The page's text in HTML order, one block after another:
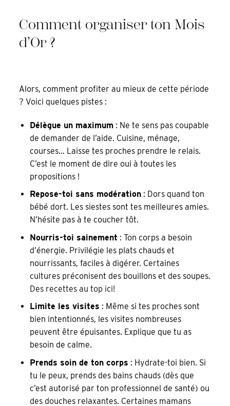
Comment organiser ton Mois
d’Or ?
Alors, comment profiter au mieux de cette période
? Voici quelques pistes :
Délègue un maximum : Ne te sens pas coupable
de demander de l’aide. Cuisine, ménage,
courses… Laisse tes proches prendre le relais.
C’est le moment de dire oui à toutes les
propositions !
Repose-toi sans modération : Dors quand ton
bébé dort. Les siestes sont tes meilleures amies.
N’hésite pas à te coucher tôt.
Nourris-toi sainement : Ton corps a besoin
d’énergie. Privilégie les plats chauds et
nourrissants, faciles à digérer. Certaines
cultures préconisent des bouillons et des soupes.
Des recettes au top ici!
Limite les visites : Même si tes proches sont
bien intentionnés, les visites nombreuses
peuvent être épuisantes. Explique que tu as
besoin de calme.
Prends soin de ton corps : Hydrate-toi bien. Si
tu le peux, prends des bains chauds (dès que
c’est autorisé par ton professionnel de santé) ou
des douches relaxantes. Certaines mamans